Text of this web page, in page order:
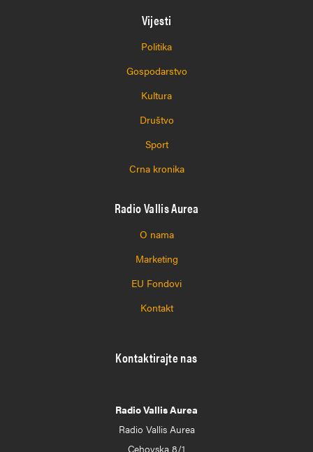
Vijesti
Politika
Gospodarstvo
Kultura
Društvo
Sport
Crna kronika
Radio Vallis Aurea
O nama
Marketing
EU Fondovi
Kontakt
Kontaktirajte nas
Radio Vallis Aurea
Radio Vallis Aurea
Cehovska 8/1